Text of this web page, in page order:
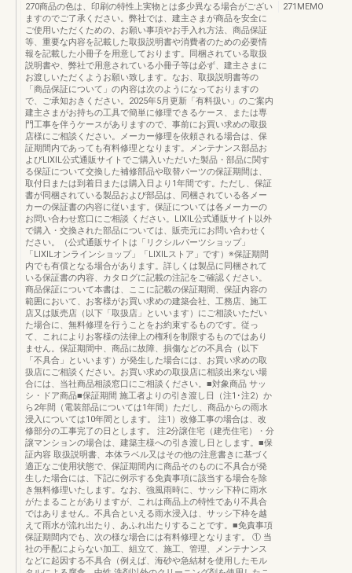
270商品の色は、印刷の特性上実物とは多少異なる場合がござい
ますのでご了承ください。弊社では、建主さまが商品を安全に
ご使用いただくための、お願い事項やお手入れ方法、商品保証
等、重要な内容を記載した取扱説明書や消費者のための必要情
報を記載した小冊子を用意しております。同梱されている取扱
説明書や、弊社で用意されている小冊子等は必ず、建主さまに
お渡しいただくようお願い致します。なお、取扱説明書等の
「商品保証について」の内容は次のようになっておりますの
で、ご承知おきください。2025年5月更新「有料扱い」のご案内
建主さまがお持ちの工具で簡単に修理できるケース、または専
門工事を伴うケースがありますので、事前にお買い求めの取扱
店様にご相談ください。メーカー修理を依頼される場合は、保
証期間内であっても有料修理となります。メンテナンス部品お
よびLIXIL公式通販サイトでご購入いただいた製品・部品に関す
る保証について交換した補修部品や取替パーツの保証期間は、
取付日または到着日または購入日より1年間です。ただし、保証
書が同梱されている製品および部品は、同梱されている各メー
カーの保証書の内容に従います。保証については各メーカーの
お問い合わせ窓口にご相談 ください。LIXIL公式通販サイト以外
で購入・交換された部品については、販売元にお問い合わせく
ださい。（公式通販サイトは「リクシルパーツショップ」
「LIXILオンラインショップ」「LIXILストア」です）※保証期間
内でも有償となる場合があります。詳しくは製品に同梱されて
いる保証書の内容、カタログに記載の注記をご確認ください。
商品保証について本書は、ここに記載の保証期間、保証内容の
範囲において、お客様がお買い求めの建築会社、工務店、施工
店又は販売店（以下「取扱店」といいます）にご相談いただい
た場合に、無料修理を行うことをお約束するものです。従っ
て、これによりお客様の法律上の権利を制限するものではあり
ません。保証期間中、商品に故障、損傷などの不具合（以下
「不具合」といいます）が発生した場合には、お買い求めの取
扱店にご相談ください。お買い求めの取扱店に相談出来ない場
合には、当社商品相談窓口にご相談ください。■対象商品 サッ
シ・ドア商品■保証期間 施工者よりの引き渡し日（注1･注2）か
ら2年間（電装部品については1年間）ただし、商品からの雨水
浸入については10年間とします。 注1）改修工事の場合は、改
修部分の工事完了の日とします。 注2分譲住宅（建売住宅）・分
譲マンションの場合は、建築主様への引き渡し日とします。■保
証内容 取扱説明書、本体ラベル又はその他の注意書きに基づく
適正なご使用状態で、保証期間内に商品そのものに不具合が発
生した場合には、下記に例示する免責事項に該当する場合を除
き無料修理いたします。なお、強風雨時に、サッシ下枠に雨水
がたまることがありますが、これは商品上の特性であり不具合
ではありません。不具合といえる雨水浸入は、サッシ下枠を越
えて雨水が流れ出たり、あふれ出たりすることです。■免責事項
保証期間内でも、次の様な場合には有料修理となります。 ① 当
社の手配によらない加工、組立て、施工、管理、メンテナンス
などに起因する不具合（例えば、海砂や急結材を使用したモル
271MEMO